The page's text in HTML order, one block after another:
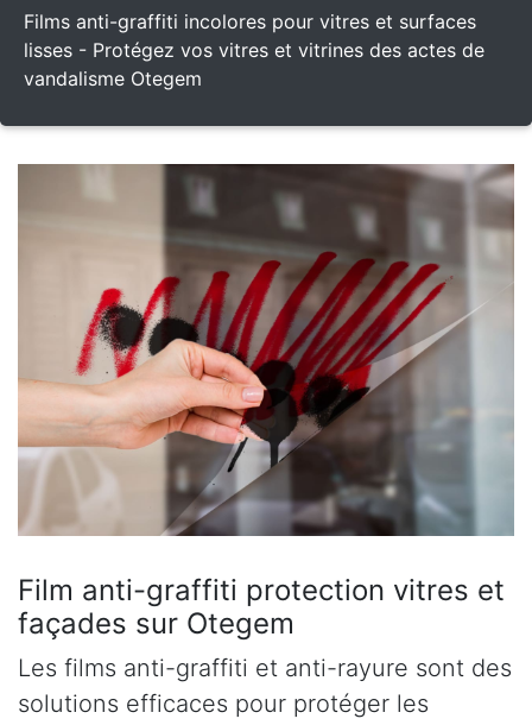
Films anti-graffiti incolores pour vitres et surfaces
lisses - Protégez vos vitres et vitrines des actes de
vandalisme Otegem
Film anti-graffiti protection vitres et
façades sur Otegem
Les films anti-graffiti et anti-rayure sont des
solutions efficaces pour protéger les